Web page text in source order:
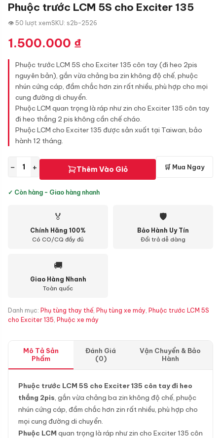
Phuộc trước LCM 5S cho Exciter 135
👁 50 lượt xemSKU: s2b-2526
1.500.000 ₫
Phuộc trước LCM 5S cho Exciter 135 côn tay (đi heo 2pis
nguyên bản), gắn vừa chảng ba zin không độ chế, phuộc
nhún cứng cáp, đầm chắc hơn zin rất nhiều, phù hợp cho mọi
cung đường di chuyển.
Phuộc LCM quan trọng là ráp như zin cho Exciter 135 côn tay
đi heo thắng 2 pis không cần chế cháo.
Phuộc LCM cho Exciter 135 được sản xuất tại Taiwan, bảo
hành 12 tháng.
− + Thêm Vào Giỏ 🛒 Mua Ngay
✓ Còn hàng - Giao hàng nhanh
🏅
Chính Hãng 100%
Có CO/CQ đầy đủ
🛡
Bảo Hành Uy Tín
Đổi trả dễ dàng
🚚
Giao Hàng Nhanh
Toàn quốc
Danh mục: Phụ tùng thay thế, Phụ tùng xe máy, Phuộc trước LCM 5S
cho Exciter 135, Phuộc xe máy
Mô Tả Sản
Phẩm
Đánh Giá
(0)
Vận Chuyển & Bảo
Hành
Phuộc trước LCM 5S cho Exciter 135 côn tay đi heo
thắng 2pis, gắn vừa chảng ba zin không độ chế, phuộc
nhún cứng cáp, đầm chắc hơn zin rất nhiều, phù hợp cho
mọi cung đường di chuyển.
Phuộc LCM quan trọng là ráp như zin cho Exciter 135 côn